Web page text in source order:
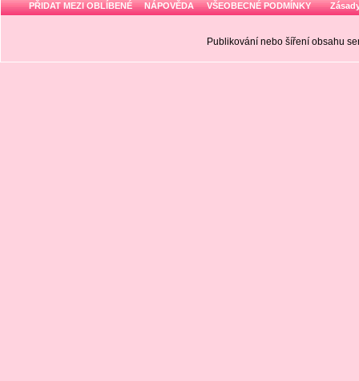
PŘIDAT MEZI OBLÍBENÉ NÁPOVĚDA VŠEOBECNÉ PODMÍNKY
Publikování nebo šíření obsahu